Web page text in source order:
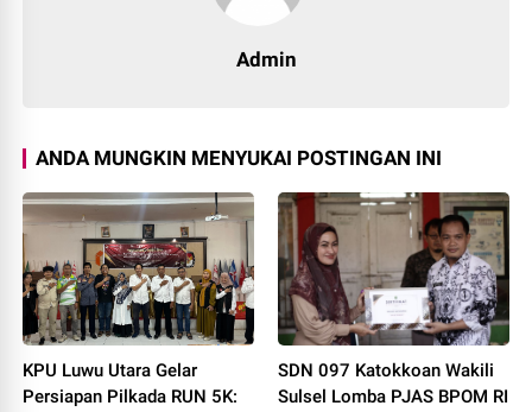
Admin
ANDA MUNGKIN MENYUKAI POSTINGAN INI
KPU Luwu Utara Gelar
Persiapan Pilkada RUN 5K:
SDN 097 Katokkoan Wakili
Sulsel Lomba PJAS BPOM RI